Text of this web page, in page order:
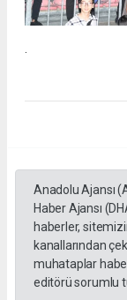
.
Anadolu Ajansı
Haber Ajansı
haberler,
kanallarından
muhataplar
editörü sorumlu